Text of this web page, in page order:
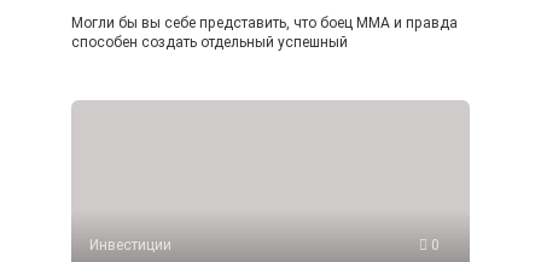
Могли бы вы себе представить, что боец ММА и правда
способен создать отдельный успешный
Инвестиции 0